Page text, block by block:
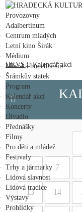
Provozovny
Adalbertinum
Centrum mladých
Letní kino Širák
Médium
Městská hudební síň
Šrámkův statek
Program
Kalendář akcí
Koncerty
Divadlo
Přednášky
Filmy
Pro děti a mládež
Festivaly
Trhy a jarmarky
Lidová slavnost
Lidová tradice
Výstavy
Prohlídky
HKVS Kalendář akcí
6 7
13 14